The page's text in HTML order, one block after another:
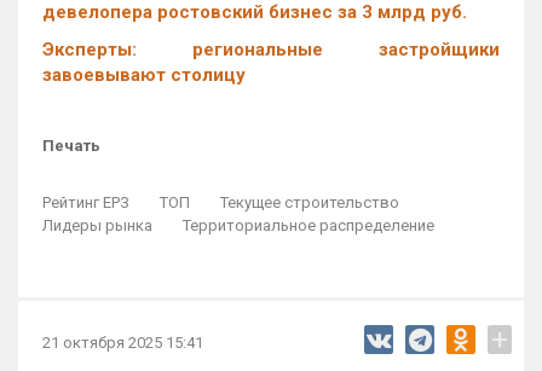
девелопера ростовский бизнес за 3 млрд руб.
Эксперты: региональные застройщики
завоевывают столицу
Печать
Рейтинг ЕРЗ ТОП
Текущее строительство
Лидеры рынка
Территориальное распределение
21 октября 2025 15:41 +